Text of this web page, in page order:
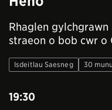
Rhaglen
straeon o bob cwr o
Isdeitlau Saesneg 30
19:30